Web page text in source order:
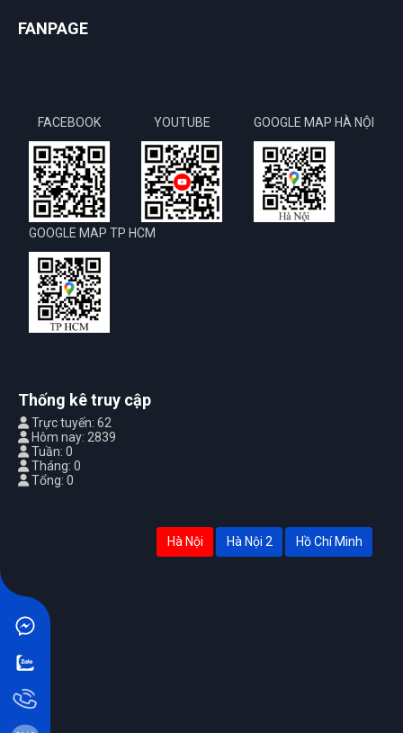
FANPAGE
FACEBOOK YOUTUBE GOOGLE MAP HÀ NỘI
GOOGLE MAP TP HCM
Thống kê truy cập
Trực tuyến: 62
Hôm nay: 2839
Tuần: 0
Tháng: 0
Tổng: 0
Hà Nội Hà Nội 2 Hồ Chí Minh